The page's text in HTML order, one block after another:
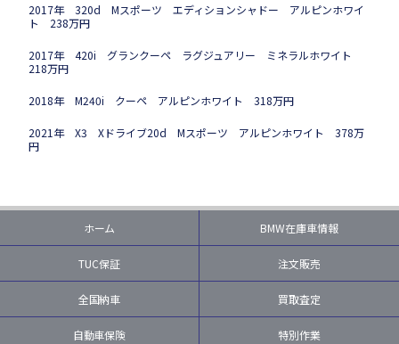
2017年 320d Mスポーツ エディションシャドー アルピンホワイ
ト 238万円
2017年 420i グランクーペ ラグジュアリー ミネラルホワイト
218万円
2018年 M240i クーペ アルピンホワイト 318万円
2021年 X3 Xドライブ20d Mスポーツ アルピンホワイト 378万
円
ホーム BMW在庫車情報
TUC保証 注文販売
全国納車 買取査定
自動車保険 特別作業